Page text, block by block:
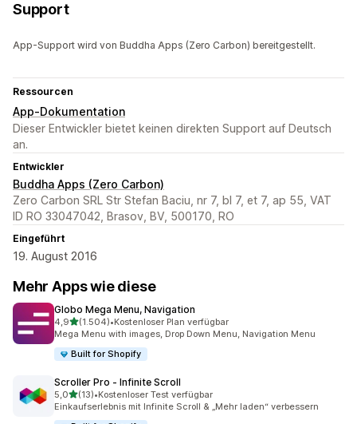
Support
App-Support wird von Buddha Apps (Zero Carbon) bereitgestellt.
Ressourcen
App-Dokumentation
Dieser Entwickler bietet keinen direkten Support auf Deutsch
an.
Entwickler
Buddha Apps (Zero Carbon)
Zero Carbon SRL Str Stefan Baciu, nr 7, bl 7, et 7, ap 55, VAT
ID RO 33047042, Brasov, BV, 500170, RO
Eingeführt
19. August 2016
Mehr Apps wie diese
Globo Mega Menu, Navigation
4,9von 5 Sternen
(1.504)
1504 Rezensionen insgesamt
•Kostenloser Plan verfügbar
Mega Menu with images, Drop Down Menu, Navigation Menu
Built for Shopify
Scroller Pro ‑ Infinite Scroll
5,0von 5 Sternen
(13)
13 Rezensionen insgesamt
•Kostenloser Test verfügbar
Einkaufserlebnis mit Infinite Scroll & „Mehr laden“ verbessern